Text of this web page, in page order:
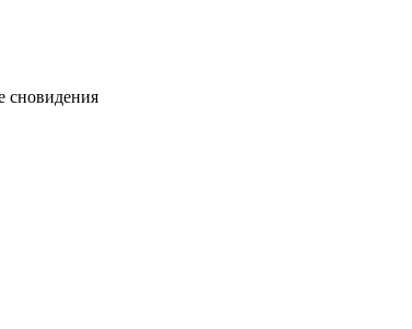
сновидения